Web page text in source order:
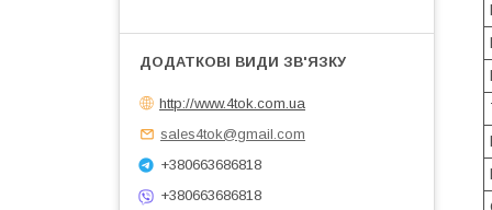
http://www.4tok.com.ua
sales4tok@gmail.com
+380663686818
+380663686818